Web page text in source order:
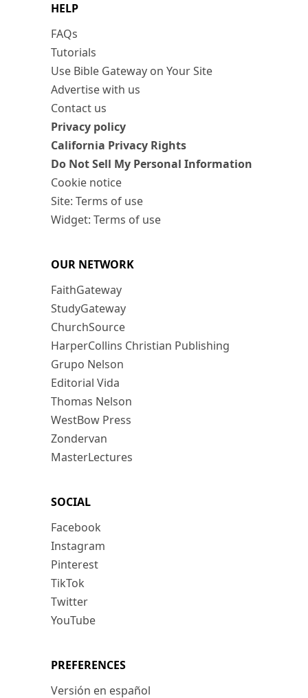
HELP
FAQs
Tutorials
Use Bible Gateway on Your Site
Advertise with us
Contact us
Privacy policy
California Privacy Rights
Do Not Sell My Personal Information
Cookie notice
Site: Terms of use
Widget: Terms of use
OUR NETWORK
FaithGateway
StudyGateway
ChurchSource
HarperCollins Christian Publishing
Grupo Nelson
Editorial Vida
Thomas Nelson
WestBow Press
Zondervan
MasterLectures
SOCIAL
Facebook
Instagram
Pinterest
TikTok
Twitter
YouTube
PREFERENCES
Versión en español